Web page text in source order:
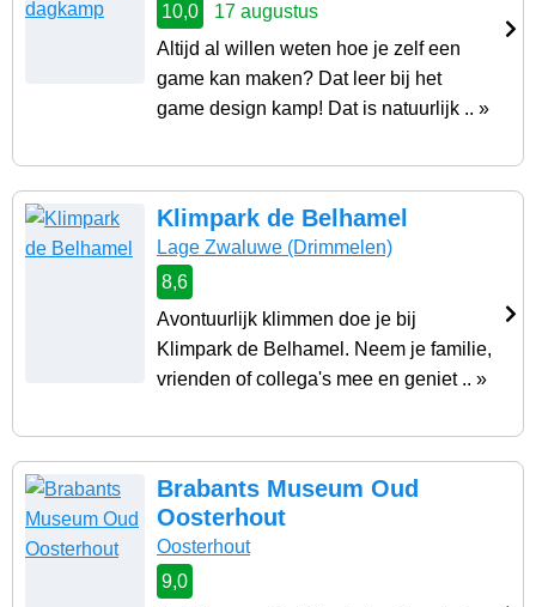
10,0
17 augustus
Altijd al willen weten hoe je zelf een
game kan maken? Dat leer bij het
game design kamp! Dat is natuurlijk .. »
Klimpark de Belhamel
Lage Zwaluwe (Drimmelen)
8,6
Avontuurlijk klimmen doe je bij
Klimpark de Belhamel. Neem je familie,
vrienden of collega's mee en geniet .. »
Brabants Museum Oud
Oosterhout
Oosterhout
9,0